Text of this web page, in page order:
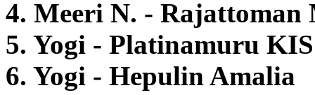
4. Meeri N. - Rajattoman
5. Yogi - Platinamuru
6. Yogi - Hepulin Amalia